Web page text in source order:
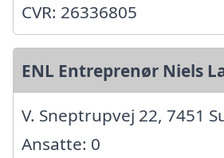
CVR: 26336805
ENL Entreprenør Niels
V. Sneptrupvej 22, 7451
Ansatte: 0